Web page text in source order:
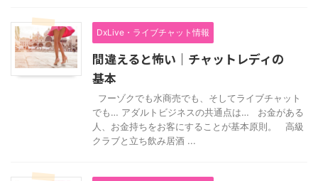
DxLive・ライブチャット情報
間違えると怖い｜チャットレディの
基本
フーゾクでも水商売でも、そしてライブチャット
でも… アダルトビジネスの共通点は… お金がある
人、お金持ちをお客にすることが基本原則。 高級
クラブと立ち飲み居酒 ...